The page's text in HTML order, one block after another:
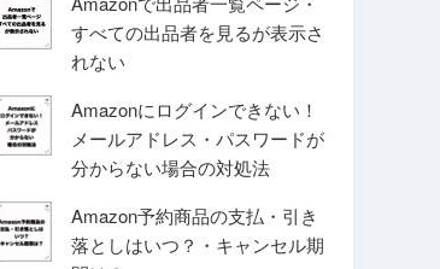
すべての出品者を見るが表示さ
れない
Amazonにログインできない！
メールアドレス・パスワードが
分からない場合の対処法
Amazon予約商品の支払・引き
落としはいつ？・キャンセル期